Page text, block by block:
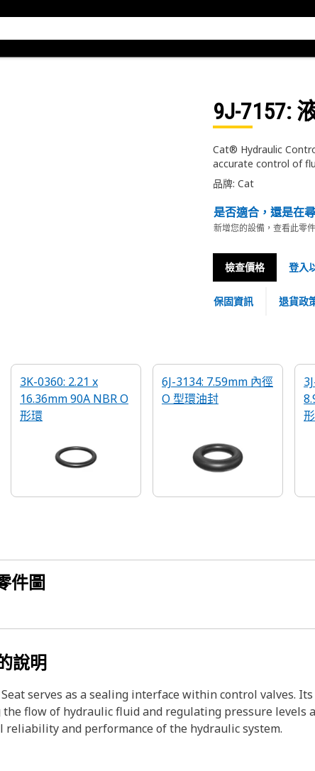
9J-7157:
Cat® Hydraulic
accurate control of
品牌: Cat
是否適合，還是在
新增您的設備，查看此零
檢查價格 登入
保固資訊 退貨政
3K-0360: 2.21 x
16.36mm 90A NBR O
形環
6J-3134: 7.59mm 內徑
O 型環油封
件圖
說明
serves as a sealing interface within control valves.
flow of hydraulic fluid and regulating pressure levels
and performance of the hydraulic system.